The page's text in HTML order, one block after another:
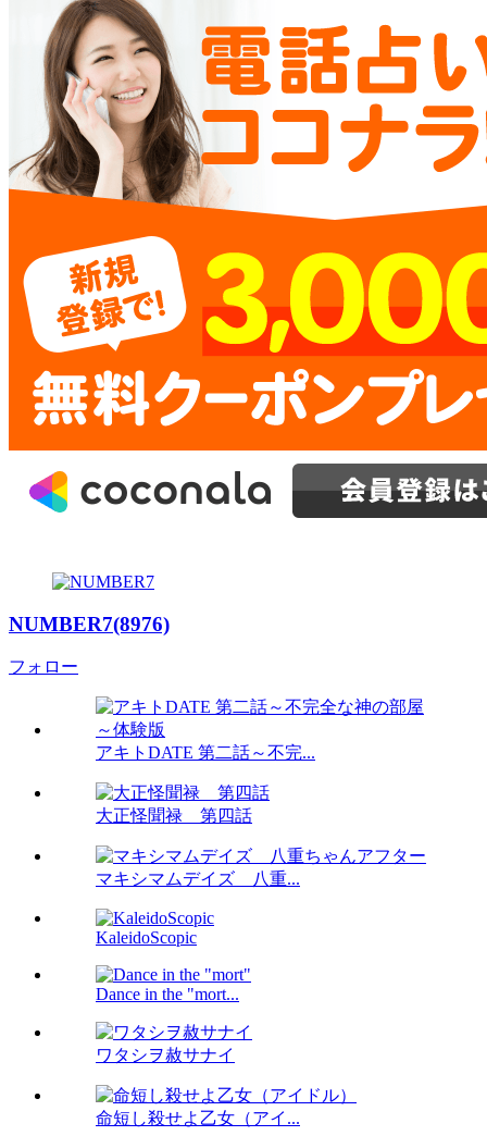
NUMBER7(8976)
フォロー
アキトDATE 第二話～不完...
大正怪聞禄 第四話
マキシマムデイズ 八重...
KaleidoScopic
Dance in the "mort...
ワタシヲ赦サナイ
命短し殺せよ乙女（アイ...